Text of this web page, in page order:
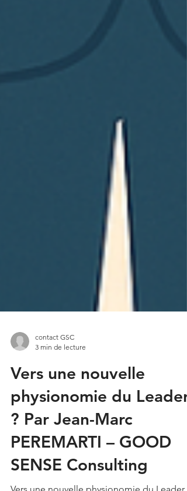
Vers une nouvelle
physionomie du Leader
? Par Jean-Marc
PEREMARTI – GOOD
SENSE Consulting